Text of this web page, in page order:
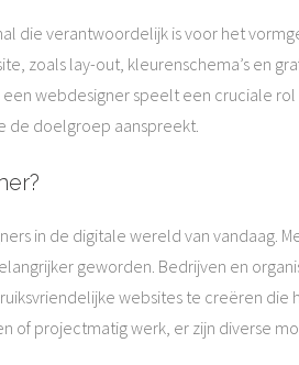
die verantwoordelijk is voor het
zoals lay-out, kleurenschema’s en
webdesigner speelt een cruciale
de doelgroep aanspreekt.
in de digitale wereld van vandaag.
geworden. Bedrijven en
websites te creëren
of projectmatig werk, er zijn diverse